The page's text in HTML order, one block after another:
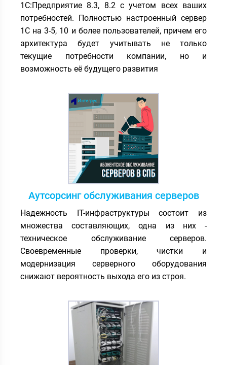
1С:Предприятие 8.3, 8.2 с учетом всех ваших
потребностей. Полностью настроенный сервер
1С на 3-5, 10 и более пользователей, причем его
архитектура будет учитывать не только
текущие потребности компании, но и
возможность её будущего развития
Аутсорсинг обслуживания серверов
Надежность IT-инфраструктуры состоит из
множества составляющих, одна из них -
техническое обслуживание серверов.
Своевременные проверки, чистки и
модернизация серверного оборудования
снижают вероятность выхода его из строя.